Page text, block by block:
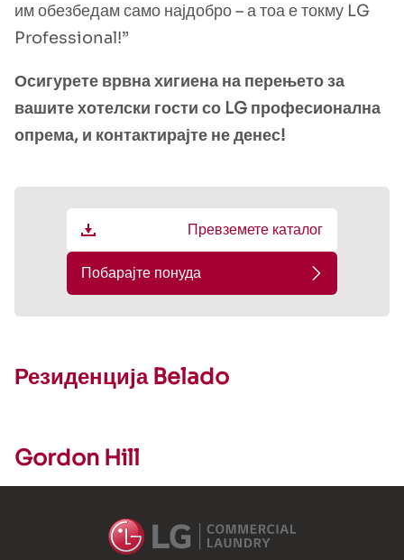
им обезбедам само најдобро – а тоа е токму LG
Professional!”
Осигурете врвна хигиена на перењето за
вашите хотелски гости со LG професионална
опрема, и контактирајте не денес!
Превземете каталог
Побарајте понуда
Резиденција Belado
Gordon Hill